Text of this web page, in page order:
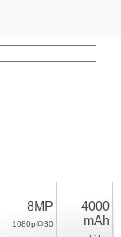
8MP
1080p@30
4000
mAh